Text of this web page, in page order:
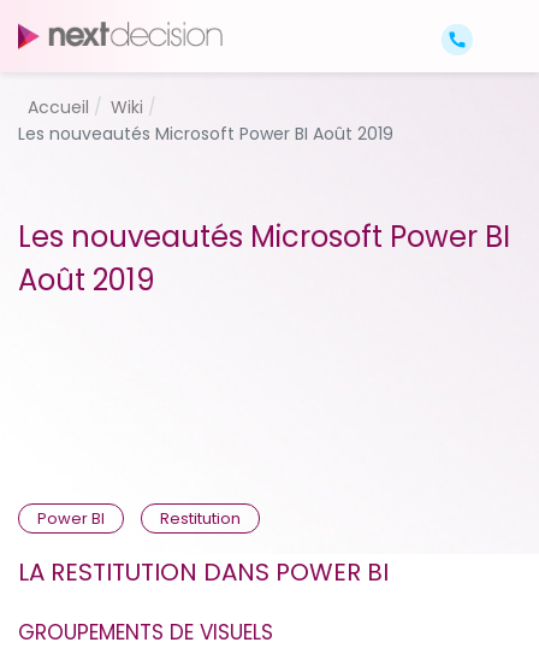
Accueil
Wiki
Les nouveautés Microsoft Power BI Août 2019
Les nouveautés Microsoft Power BI
Août 2019
Power BI Restitution
LA RESTITUTION DANS POWER BI
GROUPEMENTS DE VISUELS